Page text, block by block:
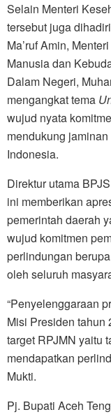
Selain Menteri
tersebut juga
Ma’ruf Amin,
Manusia dan
Dalam Negeri,
mengangkat tema
wujud nyata
mendukung
Indonesia.
Direktur utama
ini memberikan
pemerintah daerah
wujud komitmen
perlindungan
oleh seluruh
“Penyelenggaraan
Misi Presiden tahun
target RPJMN yaitu
mendapatkan
Mukti.
Pj. Bupati Aceh